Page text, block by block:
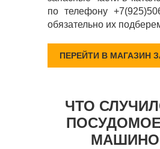
по телефону
обязательно их
ПЕРЕЙТИ В МАГАЗИН
ЧТО